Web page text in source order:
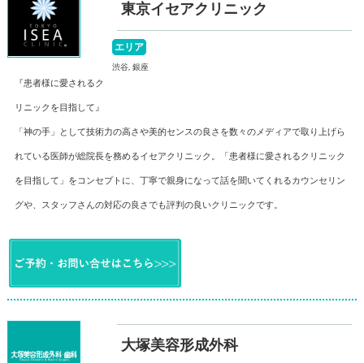
東京イセアクリニック
エリア
渋谷, 銀座
『患者様に愛されるク
リニックを目指して』
「神の手」として技術力の高さや美的センスの良さを数々のメディアで取り上げら
れている医師が総院長を務めるイセアクリニック。「患者様に愛されるクリニック
を目指して」をコンセプトに、丁寧で親身になって話を聞いてくれるカウンセリン
グや、スタッフさんの対応の良さでも評判の良いクリニックです。
大塚美容形成外科